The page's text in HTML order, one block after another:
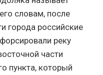
словам, после
города российские
реку
части
пункта, который